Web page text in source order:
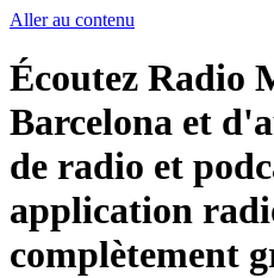
Aller au contenu
Écoutez Radio
Barcelona et
de radio et
application
complètement